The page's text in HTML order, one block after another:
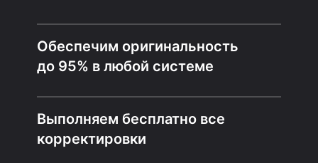
Обеспечим оригинальность
до 95% в любой системе
Выполняем бесплатно все
корректировки